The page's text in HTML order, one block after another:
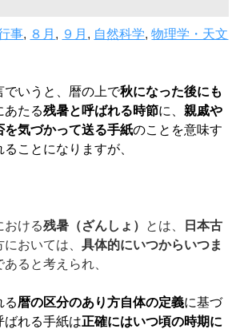
事, ８月 , ９月 , 自然科学,物理学・天文
でいうと、暦の上で秋になった後にも
あたる残暑と呼ばれる時節に、親戚や
を気づかって送る手紙のことを意味す
ことになりますが、
おける残暑（ざんしょ） とは、
日本古
においては、具体的にいつからいつま
ると考えられ、
る暦の区分のあり方自体の定義に基づ
ばれる手紙は正確にはいつ頃の時期に